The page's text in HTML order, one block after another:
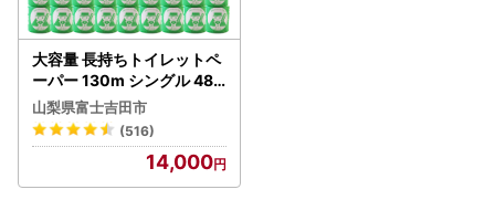
大容量 長持ちトイレットペ
ーパー 130m シングル 48R
芯なし 3倍巻 トイレット
山梨県富士吉田市
(516)
14,000